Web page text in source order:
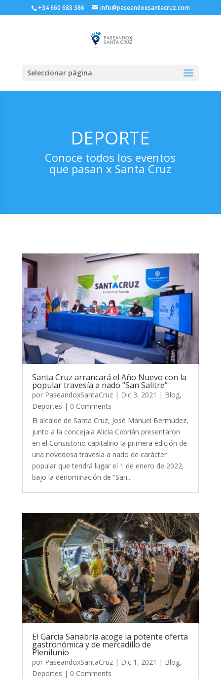
+34 660 683 386 info@paseandoxsantacruz.com
Seleccionar página
DEPORTE
Conoce todos los eventos
que pasan x Santa Cruz
Santa Cruz arrancará el Año Nuevo con la
popular travesía a nado “San Salitre”
por PaseandoxSantaCruz| Dic 3, 2021 | Blog,
Deportes | 0 Comments
El alcalde de Santa Cruz, José Manuel Bermúdez,
junto a la concejala Alicia Cebrián presentaron
en el Consistorio capitalino la primera edición de
una novedosa travesía a nado de carácter
popular que tendrá lugar el 1 de enero de 2022,
bajo la denominación de “San...
El García Sanabria acoge la potente oferta
gastronómica y de mercadillo de
Plenilunio
por PaseandoxSantaCruz| Dic 1, 2021 | Blog,
Deportes | 0 Comments